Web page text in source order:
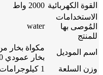
القوة الكهربائية 2000 واط
الاستخدامات
المُوصى بها
للمنتج
water
اسم الموديل
مكواة بخار
بخار عمودي 2000 واط، ارجواني – STP46.000WP
وزن السلعة
1 كيلوجرامات